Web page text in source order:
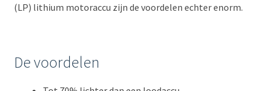
(LP) lithium motoraccu zijn de voordelen echter enorm.
De voordelen